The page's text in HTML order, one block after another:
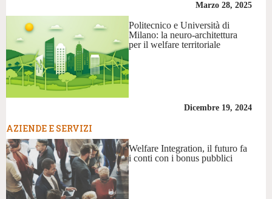
Marzo 28, 2025
Politecnico e Università di
Milano: la neuro-architettura
per il welfare territoriale
Dicembre 19, 2024
AZIENDE E SERVIZI
Welfare Integration, il futuro fa
i conti con i bonus pubblici